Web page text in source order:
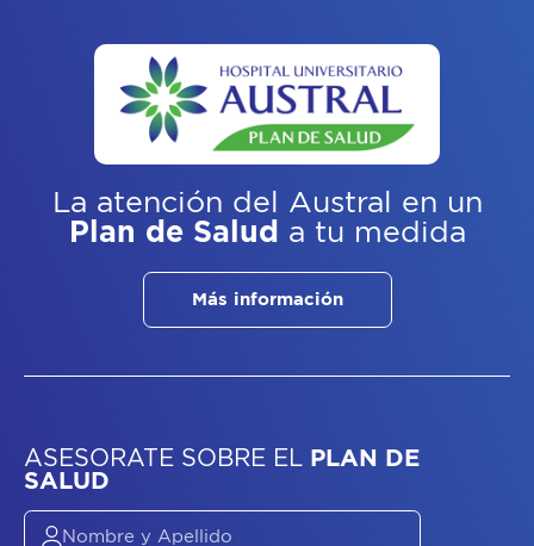
La atención del Austral
en un
Plan de Salud a tu medida
Más información